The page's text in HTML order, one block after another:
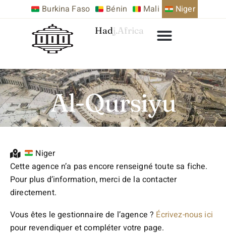
Burkina Faso Bénin Mali Niger
Hadj.Africa
Al-Qursiyu
Niger
Cette agence n’a pas encore renseigné toute sa fiche.
Pour plus d’information, merci de la contacter
directement.
Vous êtes le gestionnaire de l’agence ? Écrivez-nous ici
pour revendiquer et compléter votre page.